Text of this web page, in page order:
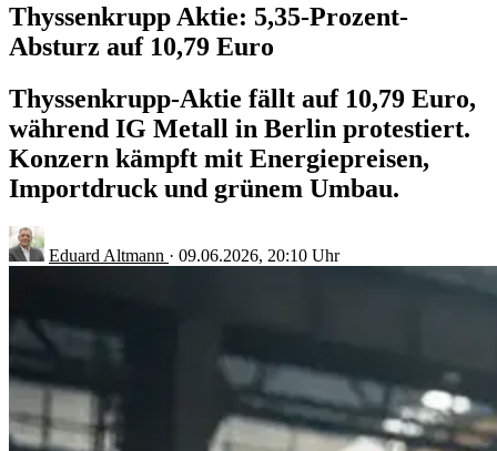
Thyssenkrupp Aktie: 5,35-Prozent-
Absturz auf 10,79 Euro
Thyssenkrupp-Aktie fällt auf 10,79 Euro,
während IG Metall in Berlin protestiert.
Konzern kämpft mit Energiepreisen,
Importdruck und grünem Umbau.
Eduard Altmann · 09.06.2026, 20:10 Uhr